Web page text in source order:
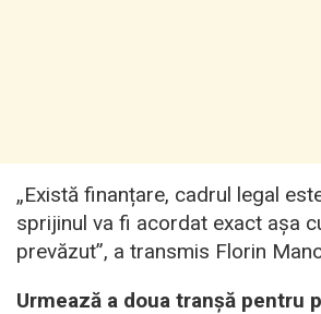
„Există finanțare, cadrul legal
sprijinul va fi acordat exact așa
prevăzut”, a transmis Florin
Urmează a doua tranșă pentru